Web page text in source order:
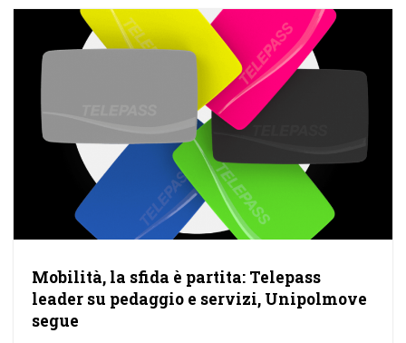
Mobilità, la sfida è partita: Telepass
leader su pedaggio e servizi, Unipolmove
segue